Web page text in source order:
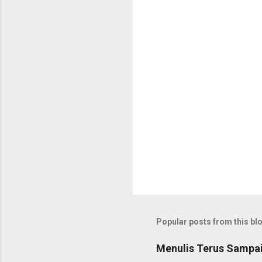
Popular posts from this
Menulis Terus